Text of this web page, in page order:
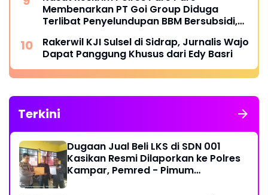
Membenarkan PT Goi Group Diduga
Terlibat Penyelundupan BBM Bersubsidi,
pare
Rakerwil KJI Sulsel di Sidrap, Jurnalis Wajo
Dapat Panggung Khusus dari Edy Basri
Terkini
Dugaan Jual Beli LKS di SDN 001
Kasikan Resmi Dilaporkan ke Polres
Kampar, Pemred - Pimum